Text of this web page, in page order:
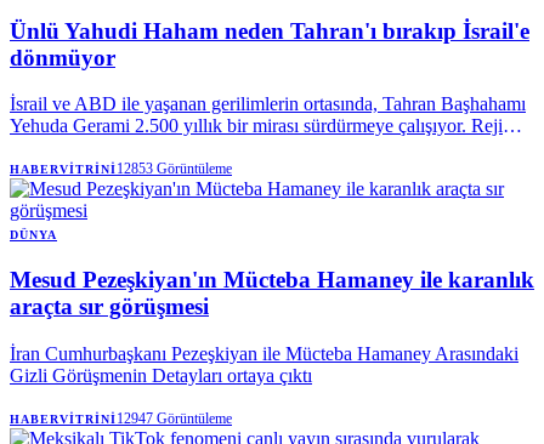
Ünlü Yahudi Haham neden Tahran'ı bırakıp İsrail'e
dönmüyor
İsrail ve ABD ile yaşanan gerilimlerin ortasında, Tahran Başhahamı
Yehuda Gerami 2.500 yıllık bir mirası sürdürmeye çalışıyor. Rejimin
Doğu’daki en dikkat çekici yaşam mücadelelerinden birini veriyor.
HABERVITRINI12853 Görüntüleme
DÜNYA
Mesud Pezeşkiyan'ın Mücteba Hamaney ile karanlık
araçta sır görüşmesi
İran Cumhurbaşkanı Pezeşkiyan ile Mücteba Hamaney Arasındaki
Gizli Görüşmenin Detayları ortaya çıktı
HABERVITRINI12947 Görüntüleme